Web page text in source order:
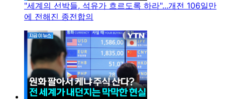
"세계의 선박들, 석유가 흐르도록 하라"...개전 106일만
에 전해진 종전합의